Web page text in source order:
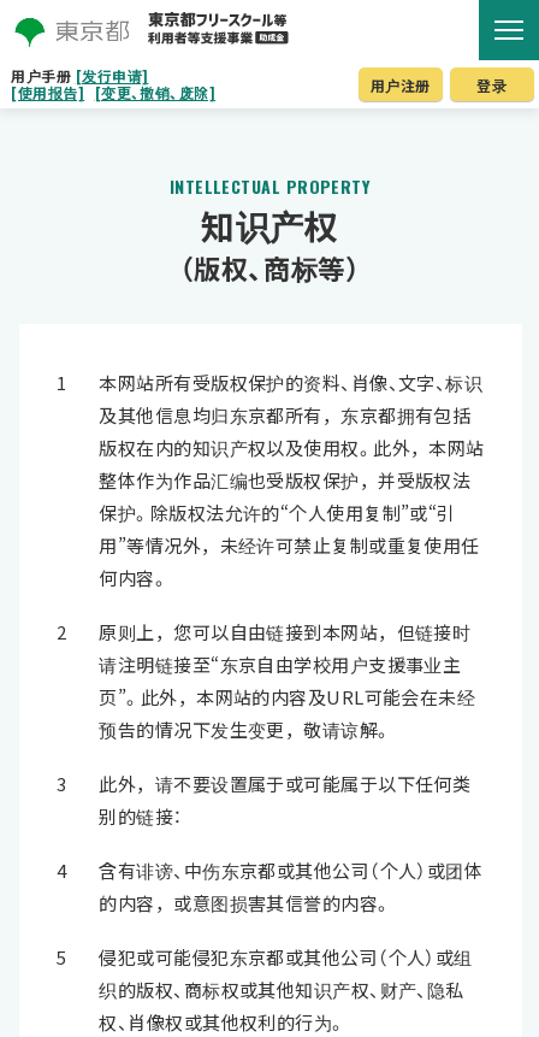
用户手册 [发行申请]
[使用报告]
[变更、撤销、废除] 用户注册 登录
INTELLECTUAL PROPERTY
知识产权
（版权、商标等）
1
本网站所有受版权保护的资料、肖像、文字、标识
及其他信息均归东京都所有，东京都拥有包括
版权在内的知识产权以及使用权。此外，本网站
整体作为作品汇编也受版权保护，并受版权法
保护。除版权法允许的“个人使用复制”或“引
用”等情况外，未经许可禁止复制或重复使用任
何内容。
2
原则上，您可以自由链接到本网站，但链接时
请注明链接至“东京自由学校用户支援事业主
页”。此外，本网站的内容及URL可能会在未经
预告的情况下发生变更，敬请谅解。
3
此外，请不要设置属于或可能属于以下任何类
别的链接：
4
含有诽谤、中伤东京都或其他公司（个人）或团体
的内容，或意图损害其信誉的内容。
5
侵犯或可能侵犯东京都或其他公司（个人）或组
织的版权、商标权或其他知识产权、财产、隐私
权、肖像权或其他权利的行为。